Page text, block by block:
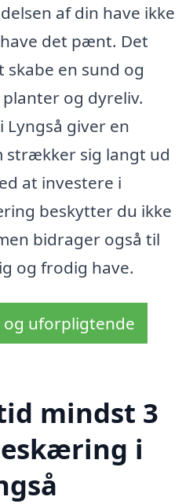
af din have ikke
det pænt. Det
en sund og
og dyreliv.
giver en
strækker sig langt ud
at investere i
beskytter du ikke
bidrager også til
og frodig have.
og uforpligtende
mindst 3
i